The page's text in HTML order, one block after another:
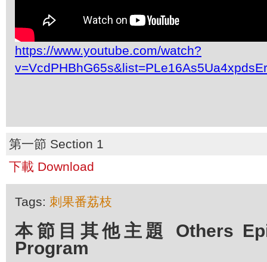
https://www.youtube.com/watch?
第一節 Section 1
下載 Download
Tags: 刺果番荔枝
本節目其他主題 Others
Program